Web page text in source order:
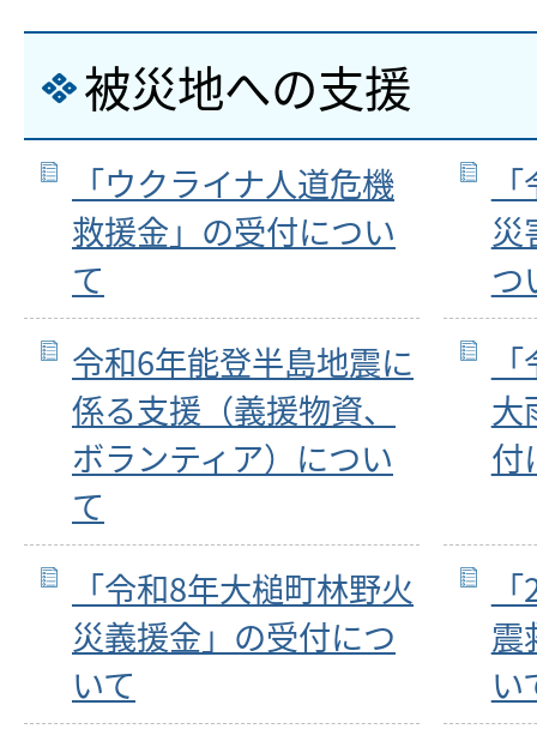
被災地への支援
「ウクライナ人道危機
救援金」の受付につい
て
災
つ
令和6年能登半島地震に
係る支援（義援物資、
ボランティア）につい
て
大
付
「令和8年大槌町林野火
災義援金」の受付につ
いて
震
い